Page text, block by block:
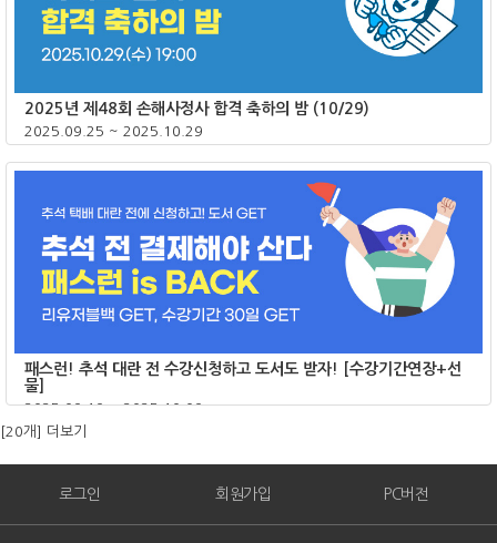
2025년 제48회 손해사정사 합격 축하의 밤 (10/29)
2025.09.25 ~ 2025.10.29
패스런! 추석 대란 전 수강신청하고 도서도 받자! [수강기간연장+선
물]
2025.09.19 ~ 2025.10.09
종료
[20개] 더보기
로그인 회원가입 PC버전